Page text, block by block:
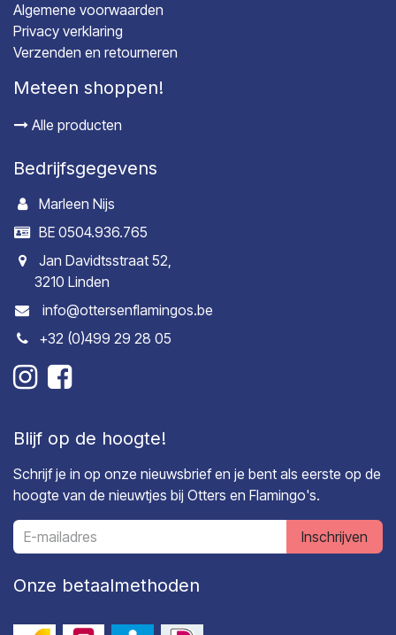
Algemene voorwaarden
Privacy verklaring
Verzenden en retourneren
Meteen shoppen!
Alle producten
Bedrijfsgegevens
Marleen Nijs
BE 0504.936.765
Jan Davidtsstraat 52,
3210 Linden
info@ottersenflamingos.be
+32 (0)499 29 28 05
Blijf op de hoogte!
Schrijf je in op onze nieuwsbrief en je bent als eerste op de
hoogte van de nieuwtjes bij Otters en Flamingo's.
Inschrijven
Onze betaalmethoden